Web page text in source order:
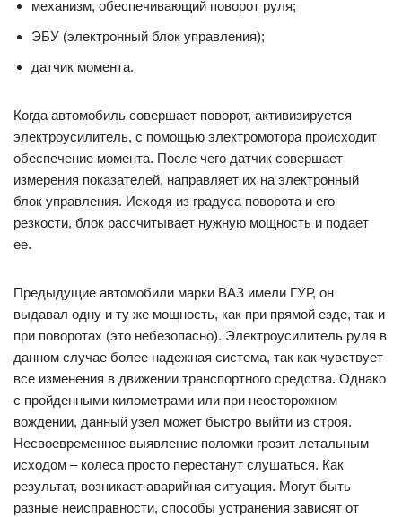
механизм, обеспечивающий поворот руля;
ЭБУ (электронный блок управления);
датчик момента.
Когда автомобиль совершает поворот, активизируется
электроусилитель, с помощью электромотора происходит
обеспечение момента. После чего датчик совершает
измерения показателей, направляет их на электронный
блок управления. Исходя из градуса поворота и его
резкости, блок рассчитывает нужную мощность и подает
ее.
Предыдущие автомобили марки ВАЗ имели ГУР, он
выдавал одну и ту же мощность, как при прямой езде, так и
при поворотах (это небезопасно). Электроусилитель руля в
данном случае более надежная система, так как чувствует
все изменения в движении транспортного средства. Однако
с пройденными километрами или при неосторожном
вождении, данный узел может быстро выйти из строя.
Несвоевременное выявление поломки грозит летальным
исходом – колеса просто перестанут слушаться. Как
результат, возникает аварийная ситуация. Могут быть
разные неисправности, способы устранения зависят от